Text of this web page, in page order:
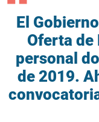
El
Oferta de
personal
de 2019.